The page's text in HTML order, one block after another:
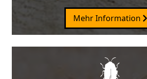
Mehr Information